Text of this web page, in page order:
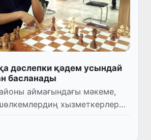
дәслепки қәдем усындай
басланады
аймағындағы мәкеме,
хызметкерлери
киши футбол түри ҳәм
шахмат бойынша